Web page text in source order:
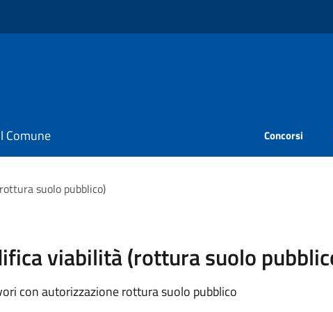
Comune Concorsi
suolo pubblico)
viabilità (rottura suolo
con autorizzazione rottura suolo pubblico